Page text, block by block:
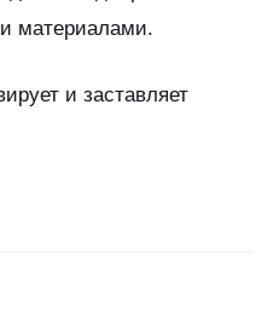
материалами.
и заставляет